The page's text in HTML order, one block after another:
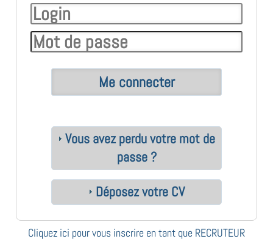
Vous avez perdu votre mot de
passe ?
Déposez votre CV
Cliquez ici pour vous inscrire en tant que RECRUTEUR